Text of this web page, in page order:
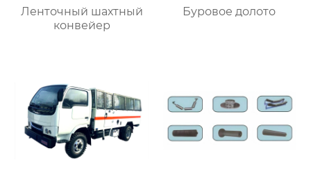
Ленточный шахтный
конвейер
Буровое долото